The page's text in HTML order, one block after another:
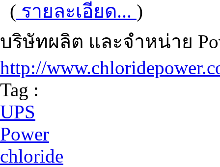
( รายละเอียด... )
บริษัทผลิต และจำหน่าย
http://
Tag :
UPS
Power
chloride